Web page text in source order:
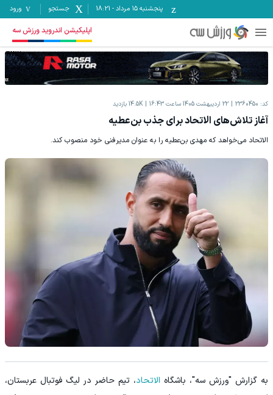
پنجشنبه ۱۵ مرداد -
18:21 جستجو ورود
اپلیکیشن اندروید ورزش سه
کد: 2360450 22 اردیبهشت 1405 ساعت 16:43 14.5K بازدید
آغاز تلاش‌های الاتحاد برای جذب بن‌عطیه
الاتحاد می‌خواهد که مهدی بن‌عطیه را به عنوان مدیرفنی خود منصوب کند.
به گزارش "ورزش سه"، باشگاه الاتحاد، تیم حاضر در لیگ فوتبال عربستان،